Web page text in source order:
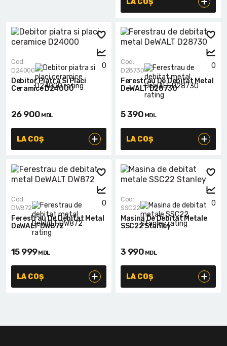
Seturi de scule cu acumulator
Acumulatoare si încărcătoare
Alte scule cu acumulator
0
Cod:
D24000
Debitor Piatra Si Placi
Ceramice D24000
26 900 MDL
LA COȘ
0
Cod:
D28730
Ferestrau De Debitat Metal
DeWALT D28730
5 390 MDL
LA COȘ
0
Cod:
DW872
Ferestrau De Debitat Metal
DeWALT DW872
15 999MDL
LA COȘ
0
Cod:
SSC22
Masina De Debitat Metale
SSC22 Stanley
3 990 MDL
LA COȘ